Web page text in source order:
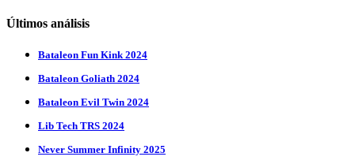
Últimos análisis
Bataleon Fun Kink 2024
Bataleon Goliath 2024
Bataleon Evil Twin 2024
Lib Tech TRS 2024
Never Summer Infinity 2025